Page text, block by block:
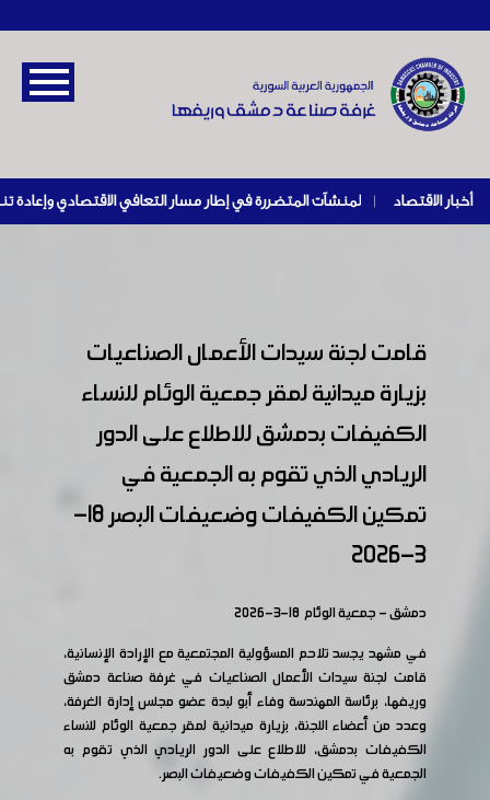
أخبار الاقتصاد |
قامت لجنة سيدات الأعمال الصناعيات
بزيارة ميدانية لمقر جمعية الوئام للنساء
الكفيفات بدمشق للاطلاع على الدور
الريادي الذي تقوم به الجمعية في
تمكين الكفيفات وضعيفات البصر 18-
3-2026
دمشق - جمعية الوئام 18-3-2026
في مشهد يجسد تلاحم المسؤولية المجتمعية مع الإرادة الإنسانية،
قامت لجنة سيدات الأعمال الصناعيات في غرفة صناعة دمشق
وريفها، برئاسة المهندسة وفاء أبو لبدة عضو مجلس إدارة الغرفة،
وعدد من أعضاء اللجنة، بزيارة ميدانية لمقر جمعية الوئام للنساء
الكفيفات بدمشق، للاطلاع على الدور الريادي الذي تقوم به
الجمعية في تمكين الكفيفات وضعيفات البصر.